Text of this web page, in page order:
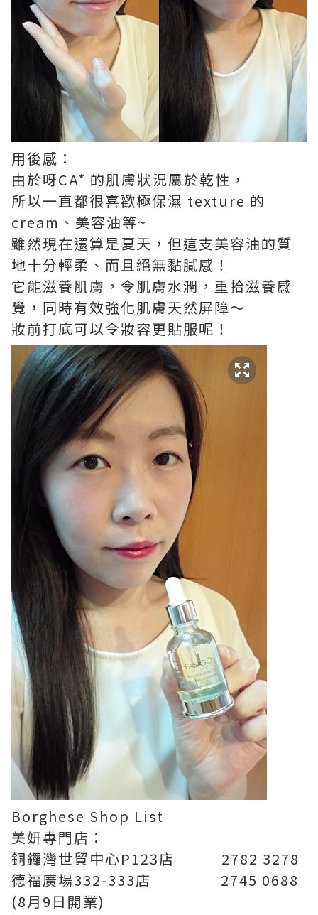
用後感：
由於呀CA* 的肌膚狀況屬於乾性，
所以一直都很喜歡極保濕 texture 的
cream、美容油等~
雖然現在還算是夏天，但這支美容油的質
地十分輕柔、而且絕無黏膩感！
它能滋養肌膚，令肌膚水潤，重拾滋養感
覺，同時有效強化肌膚天然屏障～
妝前打底可以令妝容更貼服呢！
Borghese Shop List
美妍專門店：
銅鑼灣世貿中心P123店 2782 3278
德福廣場332-333店 2745 0688
(8月9日開業)